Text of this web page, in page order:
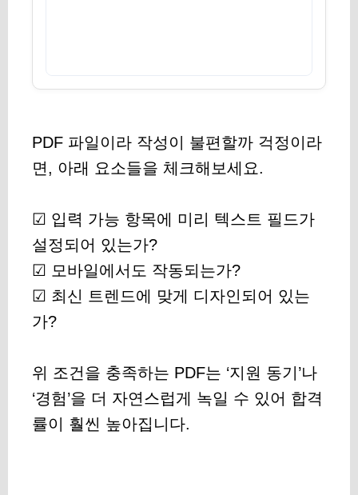
PDF 파일이라 작성이 불편할까 걱정이라
면, 아래 요소들을 체크해보세요.
☑ 입력 가능 항목에 미리 텍스트 필드가
설정되어 있는가?
☑ 모바일에서도 작동되는가?
☑ 최신 트렌드에 맞게 디자인되어 있는
가?
위 조건을 충족하는 PDF는 ‘지원 동기’나
‘경험’을 더 자연스럽게 녹일 수 있어 합격
률이 훨씬 높아집니다.